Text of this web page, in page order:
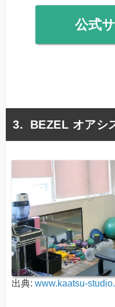
公式
BEZEL オアシ
出典: www.kaatsu-